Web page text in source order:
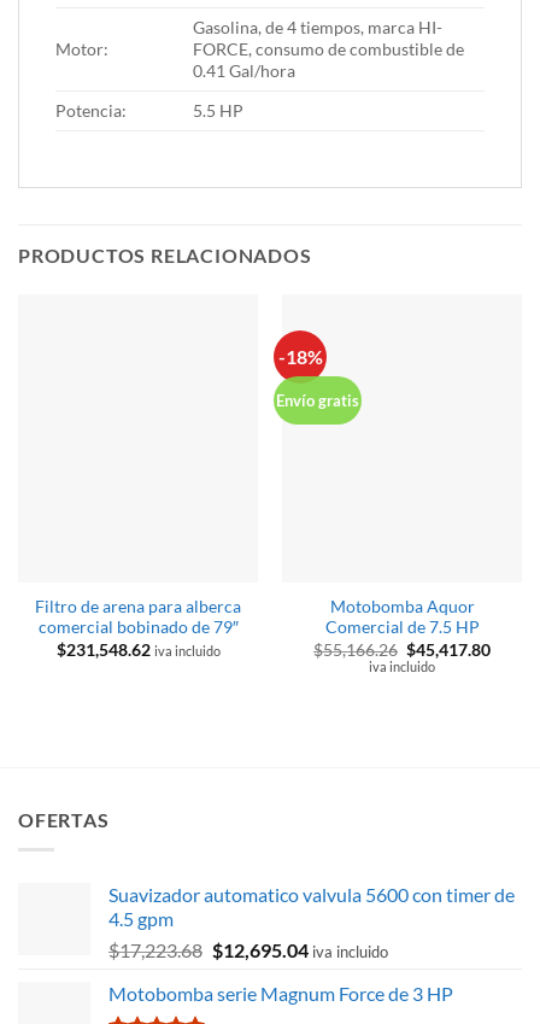
Motor:
Gasolina, de 4 tiempos, marca HI-
FORCE, consumo de combustible de
0.41 Gal/hora
Potencia:
5.5 HP
PRODUCTOS RELACIONADOS
Filtro de arena para alberca
comercial bobinado de 79″
$231,548.62 iva incluido
-18%
Envío gratis
Motobomba Aquor
Comercial de 7.5 HP
$55,166.26 El
precio
$45,417.80El
iva incluido
OFERTAS
Suavizador automatico valvula 5600 con timer de
4.5 gpm
$17,223.68 El
original
$12,695.04El
actual
iva incluido
Motobomba serie Magnum Force de 3 HP